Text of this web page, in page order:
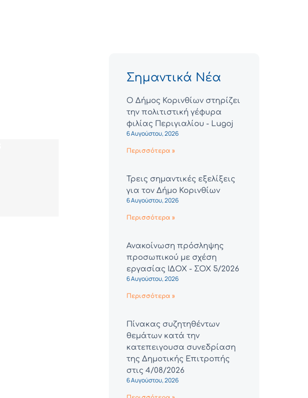
Σημαντικά Νέα
Ο Δήμος Κορινθίων στηρίζει
την πολιτιστική γέφυρα
φιλίας Περιγιαλίου - Lugoj
6 Αυγούστου, 2026
Περισσότερα »
Τρεις σημαντικές εξελίξεις
για τον Δήμο Κορινθίων
6 Αυγούστου, 2026
Περισσότερα »
Ανακοίνωση πρόσληψης
προσωπικού με σχέση
εργασίας ΙΔΟΧ - ΣΟΧ 5/2026
6 Αυγούστου, 2026
Περισσότερα »
Πίνακας συζητηθέντων
θεμάτων κατά την
κατεπειγουσα συνεδρίαση
της Δημοτικής Επιτροπής
στις 4/08/2026
6 Αυγούστου, 2026